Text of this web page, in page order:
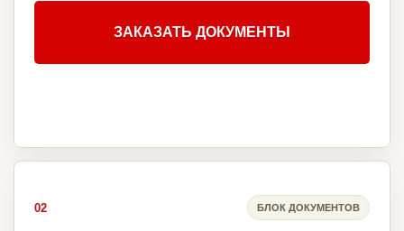
ЗАКАЗАТЬ ДОКУМЕНТЫ
02 БЛОК ДОКУМЕНТОВ